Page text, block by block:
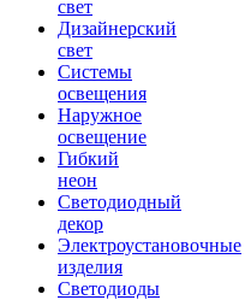
свет
Дизайнерский
свет
Системы
освещения
Наружное
освещение
Гибкий
неон
Светодиодный
декор
Электроустановочные
изделия
Светодиоды